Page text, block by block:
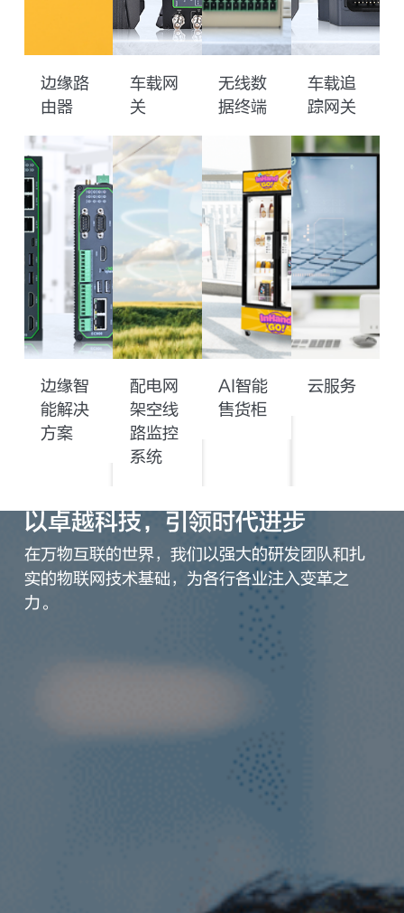
边缘路
由器
车载网
关
无线数
据终端
车载追
踪网关
边缘智
能解决
方案
配电网
架空线
路监控
系统
AI智能
售货柜
云服务
以卓越科技，引领时代进步
在万物互联的世界，我们以强大的研发团队和扎
实的物联网技术基础，为各行各业注入变革之
力。